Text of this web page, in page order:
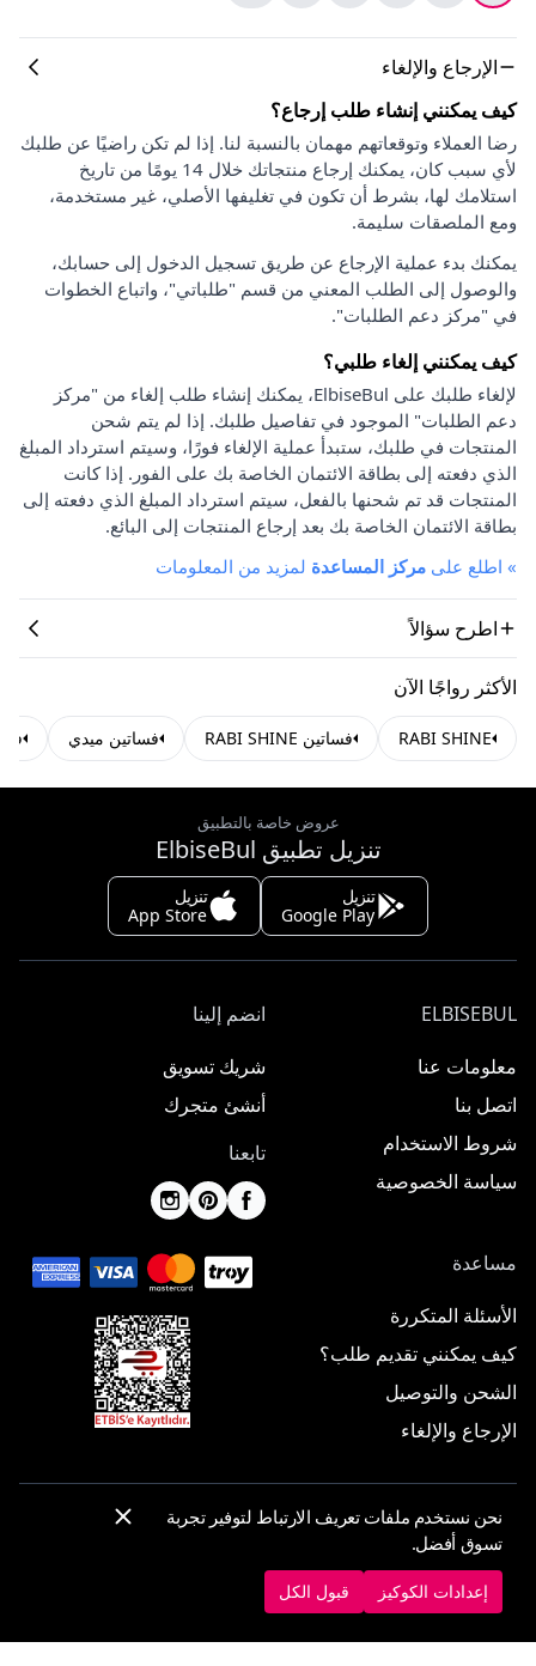
الإرجاع والإلغاء
كيف يمكنني إنشاء طلب إرجاع؟
رضا العملاء وتوقعاتهم مهمان بالنسبة لنا. إذا لم تكن راضيًا عن طلبك
لأي سبب كان، يمكنك إرجاع منتجاتك خلال 14 يومًا من تاريخ
استلامك لها، بشرط أن تكون في تغليفها الأصلي، غير مستخدمة،
ومع الملصقات سليمة.
يمكنك بدء عملية الإرجاع عن طريق تسجيل الدخول إلى حسابك،
والوصول إلى الطلب المعني من قسم "طلباتي"، واتباع الخطوات
في "مركز دعم الطلبات".
كيف يمكنني إلغاء طلبي؟
لإلغاء طلبك على ElbiseBul، يمكنك إنشاء طلب إلغاء من "مركز
دعم الطلبات" الموجود في تفاصيل طلبك. إذا لم يتم شحن
المنتجات في طلبك، ستبدأ عملية الإلغاء فورًا، وسيتم استرداد المبلغ
الذي دفعته إلى بطاقة الائتمان الخاصة بك على الفور. إذا كانت
المنتجات قد تم شحنها بالفعل، سيتم استرداد المبلغ الذي دفعته إلى
بطاقة الائتمان الخاصة بك بعد إرجاع المنتجات إلى البائع.
» اطلع على مركز المساعدة لمزيد من المعلومات
اطرح سؤالاً
الأكثر رواجًا الآن
RABI SHINE فساتين RABI SHINE فساتين ميدي
عروض خاصة بالتطبيق
تنزيل تطبيق ElbiseBul
تنزيل
Google Play
تنزيل
App Store
ELBISEBUL
معلومات عنا
اتصل بنا
شروط الاستخدام
سياسة الخصوصية
انضم إلينا
شريك تسويق
أنشئ متجرك
تابعنا
مساعدة
الأسئلة المتكررة
كيف يمكنني تقديم طلب؟
الشحن والتوصيل
الإرجاع والإلغاء
إعدادات الكوكيز
نحن نستخدم ملفات تعريف الارتباط لتوفير تجربة
تسوق أفضل.
إعدادات الكوكيز قبول الكل